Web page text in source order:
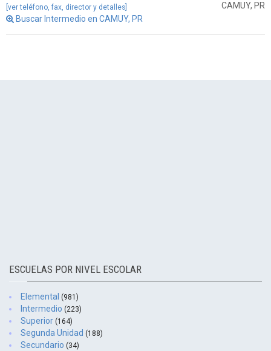
[ver teléfono, fax, director y detalles]
Buscar Intermedio en CAMUY, PR
CAMUY, PR
ESCUELAS POR NIVEL ESCOLAR
Elemental (981)
Intermedio (223)
Superior (164)
Segunda Unidad (188)
Secundario (34)